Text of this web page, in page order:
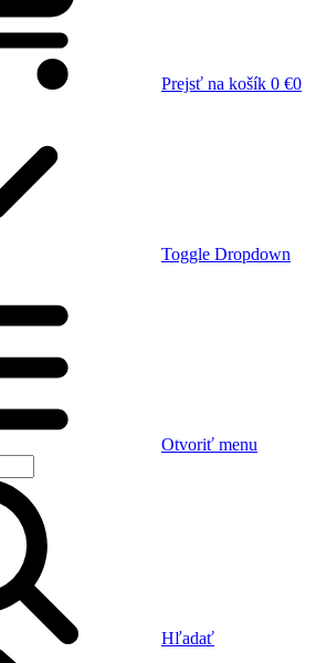
Prejsť na košík 0 €0
Toggle Dropdown
Otvoriť menu
Hľadať